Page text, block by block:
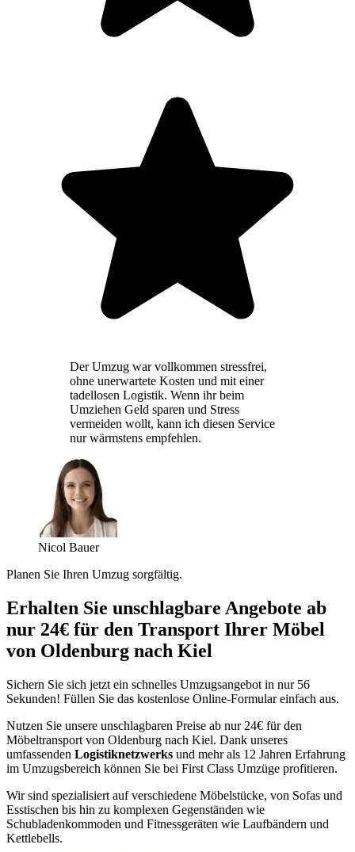
Der Umzug war vollkommen stressfrei,
ohne unerwartete Kosten und mit einer
tadellosen Logistik. Wenn ihr beim
Umziehen Geld sparen und Stress
vermeiden wollt, kann ich diesen Service
nur wärmstens empfehlen.
Nicol Bauer
Planen Sie Ihren Umzug sorgfältig.
Erhalten Sie unschlagbare Angebote ab
nur 24€ für den Transport Ihrer Möbel
von Oldenburg nach Kiel
Sichern Sie sich jetzt ein schnelles Umzugsangebot in nur 56
Sekunden! Füllen Sie das kostenlose Online-Formular einfach aus.
Nutzen Sie unsere unschlagbaren Preise ab nur 24€ für den
Möbeltransport von Oldenburg nach Kiel. Dank unseres
umfassenden Logistiknetzwerks und mehr als 12 Jahren Erfahrung
im Umzugsbereich können Sie bei First Class Umzüge profitieren.
Wir sind spezialisiert auf verschiedene Möbelstücke, von Sofas und
Esstischen bis hin zu komplexen Gegenständen wie
Schubladenkommoden und Fitnessgeräten wie Laufbändern und
Kettlebells.